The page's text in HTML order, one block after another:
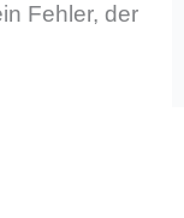
Fehler, der